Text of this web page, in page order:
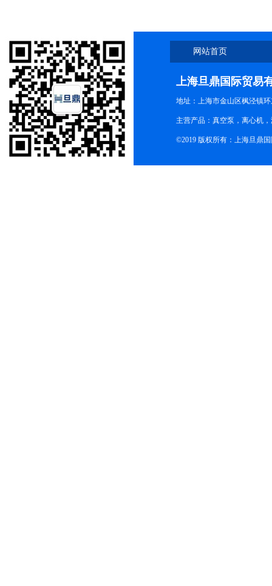
网站首页
上海旦鼎国际贸易
地址：上海市金山区枫泾镇
主营产品：真空泵，离心机
©2019 版权所有：上海旦鼎